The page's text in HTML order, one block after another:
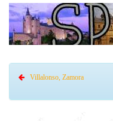
Villalonso, Zamora